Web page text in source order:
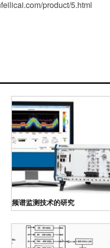
product/5.html
组网验证，开启智慧低空新纪元
频谱监测技术的研究